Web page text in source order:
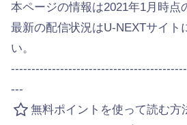
本ページの情報は2021年1月時点
最新の配信状況はU-NEXTサイト
い。
---
無料ポイントを使って読む方